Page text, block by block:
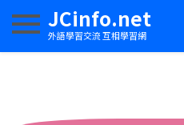
JCinfo.net
外語學習交流 互相學習網
切換導航